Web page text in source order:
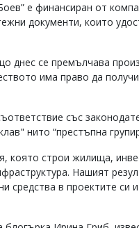
е финансиран от
документи, които
днес се премълчава
има право да
със
нито “престъпна
която строи жилища,
Нашият
средства в проектите си